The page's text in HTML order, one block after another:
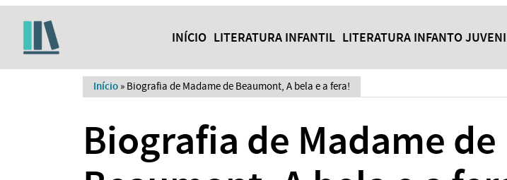
INÍCIO LITERATURA INFANTIL LITERATURA INFANTO
Início » Biografia de Madame de Beaumont, A bela e a fera!
Biografia de Madame de